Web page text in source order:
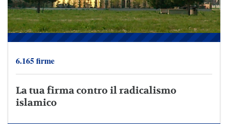
6.165 firme
La tua firma contro il radicalismo
islamico